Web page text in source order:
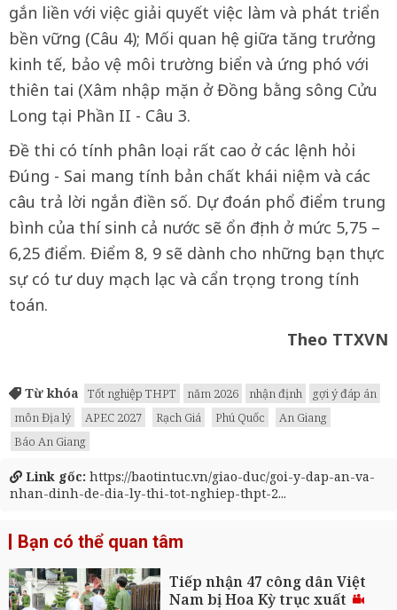
gắn liền với việc giải quyết việc làm và phát triển
bền vững (Câu 4); Mối quan hệ giữa tăng trưởng
kinh tế, bảo vệ môi trường biển và ứng phó với
thiên tai (Xâm nhập mặn ở Đồng bằng sông Cửu
Long tại Phần II - Câu 3.
Đề thi có tính phân loại rất cao ở các lệnh hỏi
Đúng - Sai mang tính bản chất khái niệm và các
câu trả lời ngắn điền số. Dự đoán phổ điểm trung
bình của thí sinh cả nước sẽ ổn định ở mức 5,75 –
6,25 điểm. Điểm 8, 9 sẽ dành cho những bạn thực
sự có tư duy mạch lạc và cẩn trọng trong tính
toán.
Theo TTXVN
Từ khóa Tốt nghiệp THPT năm 2026 nhận định
gợi ý đáp án
môn Địa lý
APEC 2027 Rạch Giá Phú Quốc
An Giang
Báo An Giang
Link gốc: https://baotintuc.vn/giao-duc/goi-y-dap-an-va-
nhan-dinh-de-dia-ly-thi-tot-nghiep-thpt-2...
Bạn có thể quan tâm
Tiếp nhận 47 công dân Việt
Nam bị Hoa Kỳ trục xuất